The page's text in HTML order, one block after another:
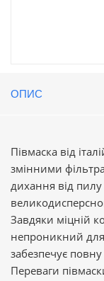
ОПИС
Півмаска від
змінними
дихання від пилу
Завдяки міцній
непроникний
забезпечує
Переваги